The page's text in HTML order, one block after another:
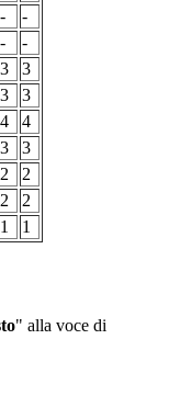
-
-
-
-
3
3
3
3
4
4
3
3
2
2
2
2
1 1
" alla voce di